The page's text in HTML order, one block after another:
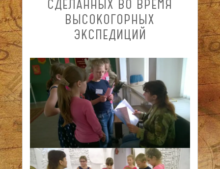
СДЕЛАННЫХ ВО ВРЕМЯ
ВЫСОКОГОРНЫХ
ЭКСПЕДИЦИЙ